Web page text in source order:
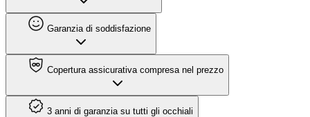
Garanzia di soddisfazione
Copertura assicurativa compresa nel prezzo
3 anni di garanzia su tutti gli occhiali